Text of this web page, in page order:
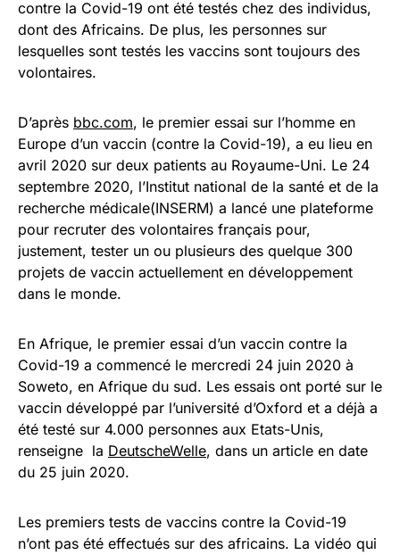
contre la Covid-19 ont été testés chez des individus,
dont des Africains. De plus, les personnes sur
lesquelles sont testés les vaccins sont toujours des
volontaires.
D’après bbc.com, le premier essai sur l’homme en
Europe d’un vaccin (contre la Covid-19), a eu lieu en
avril 2020 sur deux patients au Royaume-Uni. Le 24
septembre 2020, l’Institut national de la santé et de la
recherche médicale(INSERM) a lancé une plateforme
pour recruter des volontaires français pour,
justement, tester un ou plusieurs des quelque 300
projets de vaccin actuellement en développement
dans le monde.
En Afrique, le premier essai d’un vaccin contre la
Covid-19 a commencé le mercredi 24 juin 2020 à
Soweto, en Afrique du sud. Les essais ont porté sur le
vaccin développé par l’université d’Oxford et a déjà a
été testé sur 4.000 personnes aux Etats-Unis,
renseigne la DeutscheWelle, dans un article en date
du 25 juin 2020.
Les premiers tests de vaccins contre la Covid-19
n’ont pas été effectués sur des africains. La vidéo qui